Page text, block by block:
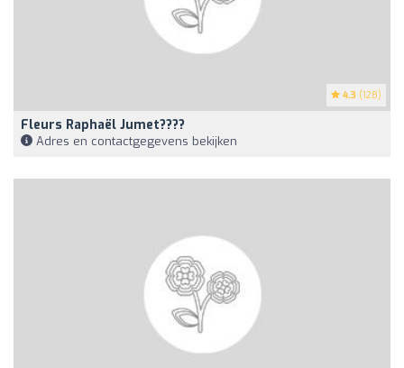
4.3 (128)
Fleurs Raphaël Jumet????
Adres en contactgegevens bekijken